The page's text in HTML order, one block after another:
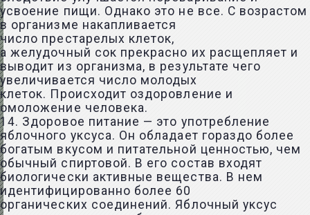
усвоение пищи. Однако это не все. С возрастом
в организме накапливается
число престарелых клеток,
а желудочный сок прекрасно их расщепляет и
выводит из организма, в результате чего
увеличивается число молодых
клеток. Происходит оздоровление и
омоложение человека.
14. Здоровое питание — это употребление
яблочного уксуса. Он обладает гораздо более
богатым вкусом и питательной ценностью, чем
обычный спиртовой. В его состав входят
биологически активные вещества. В нем
идентифицированно более 60
органических соединений. Яблочный уксус